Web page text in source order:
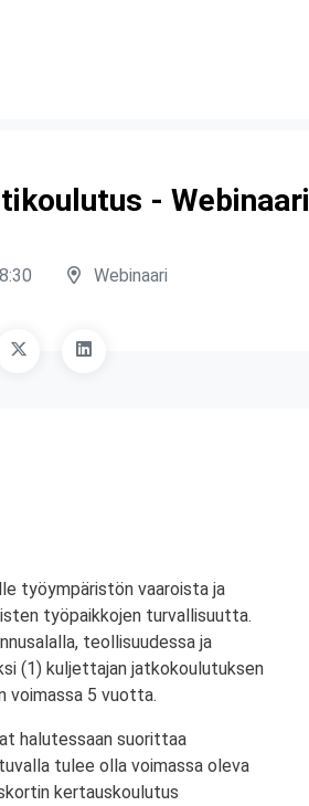
- Webinaari
Webinaari
työympäristön vaaroista ja
työpaikkojen turvallisuutta.
teollisuudessa ja
(1) kuljettajan jatkokoulutuksen
voimassa 5 vuotta.
halutessaan suorittaa
tulee olla voimassa oleva
kertauskoulutus